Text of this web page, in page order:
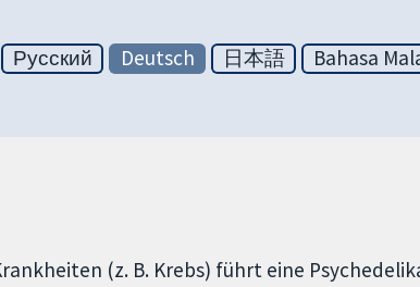
Русский Deutsch 日本語 Bahasa
(z. B. Krebs) führt eine